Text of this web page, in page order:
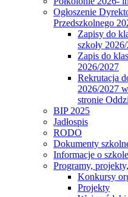
Ogłoszenie
Przedszkolnego
Zapisy do
szkoły
Zapis do
2026/2027
Rekrutacja
2026/2027
stronie
BIP 2025
Jadłospis
RODO
Dokumenty
Informacje o szkole
Programy,
Konkursy
Projekty